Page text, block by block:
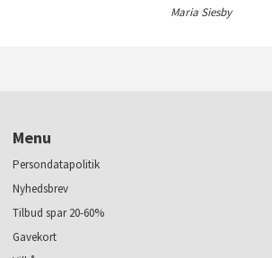
Maria Siesby
Menu
Persondatapolitik
Nyhedsbrev
Tilbud spar 20-60%
Gavekort